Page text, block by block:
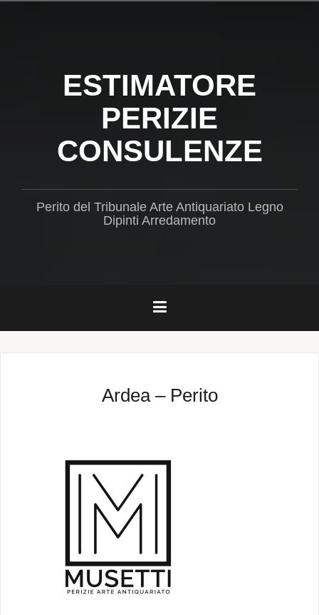
ESTIMATORE
PERIZIE
CONSULENZE
Perito del Tribunale Arte Antiquariato Legno
Dipinti Arredamento
Ardea – Perito